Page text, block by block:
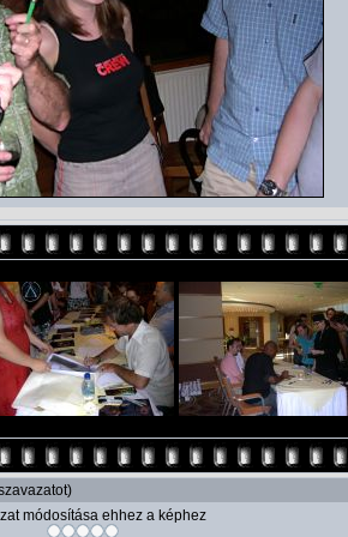
módosítása ehhez a képhez